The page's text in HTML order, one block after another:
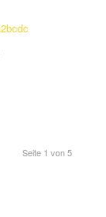
Seite 1 von 5